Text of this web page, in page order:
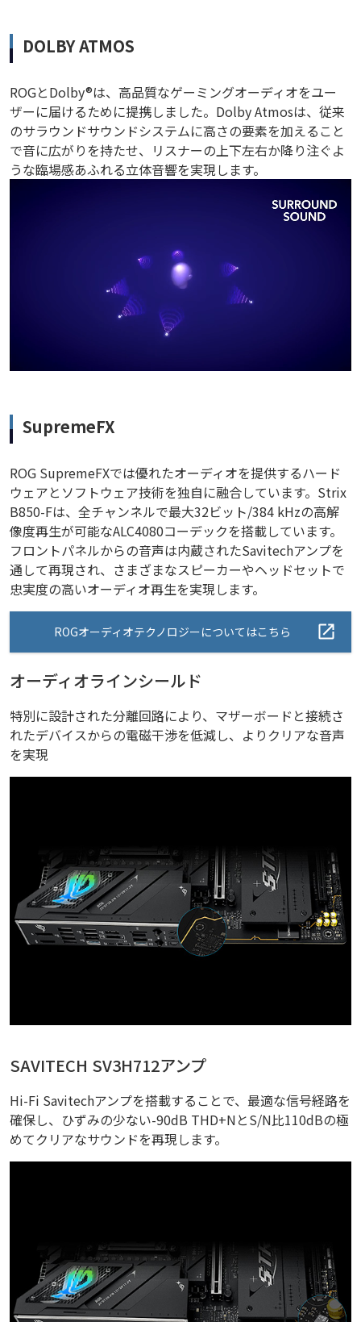
DOLBY ATMOS
ROGとDolby®は、高品質なゲーミングオーディオをユー
ザーに届けるために提携しました。Dolby Atmosは、従来
のサラウンドサウンドシステムに高さの要素を加えること
で音に広がりを持たせ、リスナーの上下左右か降り注ぐよ
うな臨場感あふれる立体音響を実現します。
SupremeFX
ROG SupremeFXでは優れたオーディオを提供するハード
ウェアとソフトウェア技術を独自に融合しています。Strix
B850-Fは、全チャンネルで最大32ビット/384 kHzの高解
像度再生が可能なALC4080コーデックを搭載しています。
フロントパネルからの音声は内蔵されたSavitechアンプを
通して再現され、さまざまなスピーカーやヘッドセットで
忠実度の高いオーディオ再生を実現します。
ROGオーディオテクノロジーについてはこちら
オーディオラインシールド
特別に設計された分離回路により、マザーボードと接続さ
れたデバイスからの電磁干渉を低減し、よりクリアな音声
を実現
SAVITECH SV3H712アンプ
Hi-Fi Savitechアンプを搭載することで、最適な信号経路を
確保し、ひずみの少ない-90dB THD+NとS/N比110dBの極
めてクリアなサウンドを再現します。